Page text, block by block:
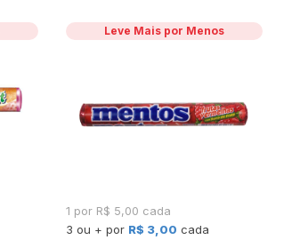
Leve Mais por Menos
1 por R$ 5,00 cada
3 ou + por R$ 3,00 cada